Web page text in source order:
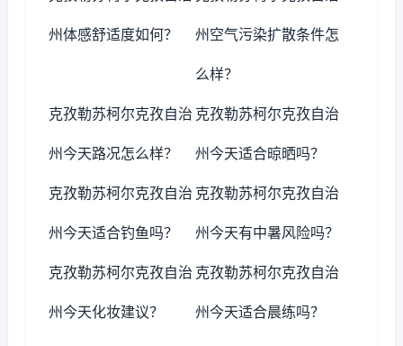
州体感舒适度如何？ 州空气污染扩散条件怎
么样？
克孜勒苏柯尔克孜自治
州今天路况怎么样？
克孜勒苏柯尔克孜自治
州今天适合晾晒吗？
克孜勒苏柯尔克孜自治
州今天适合钓鱼吗？
克孜勒苏柯尔克孜自治
州今天有中暑风险吗？
克孜勒苏柯尔克孜自治
州今天化妆建议？
克孜勒苏柯尔克孜自治
州今天适合晨练吗？